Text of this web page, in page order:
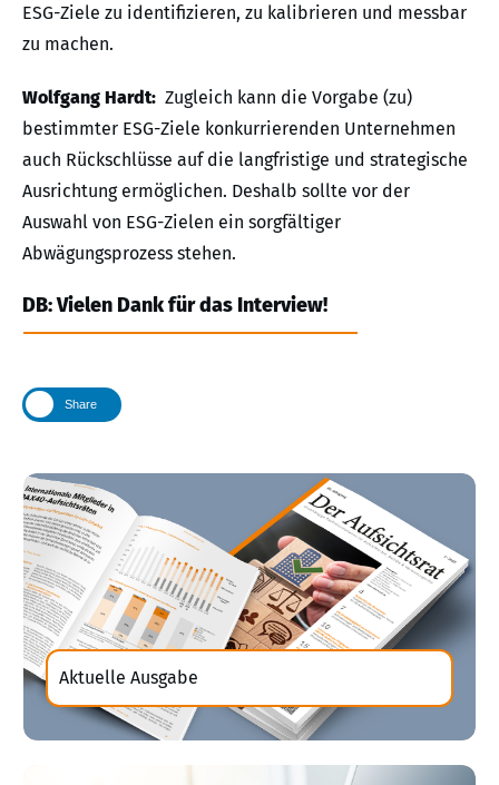
ESG-Ziele zu identifizieren, zu kalibrieren und messbar
zu machen.
Wolfgang Hardt: Zugleich kann die Vorgabe (zu)
bestimmter ESG-Ziele konkurrierenden Unternehmen
auch Rückschlüsse auf die langfristige und strategische
Ausrichtung ermöglichen. Deshalb sollte vor der
Auswahl von ESG-Zielen ein sorgfältiger
Abwägungsprozess stehen.
DB: Vielen Dank für das Interview!
Share
Aktuelle Ausgabe